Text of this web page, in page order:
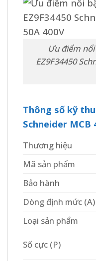
Ưu điểm
EZ9F34450
Thông số kỹ
Schneider MCB
Thương hiệu
Mã sản phẩm
Bảo hành
Dòng định mức (A)
Loại sản phẩm
Số cực (P)